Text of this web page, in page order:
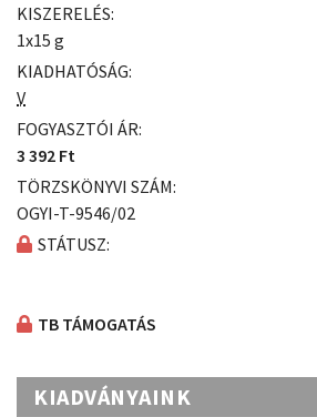
KISZERELÉS:
1x15 g
KIADHATÓSÁG:
V
FOGYASZTÓI ÁR:
3 392 Ft
TÖRZSKÖNYVI SZÁM:
OGYI-T-9546/02
STÁTUSZ:
TB TÁMOGATÁS
KIADVÁNYAINK